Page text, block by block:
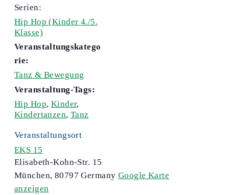
Serien:
Hip Hop (Kinder 4./5.
Klasse)
Veranstaltungskatego
rie:
Tanz & Bewegung
Veranstaltung-Tags:
Hip Hop, Kinder,
Kindertanzen, Tanz
Veranstaltungsort
EKS 15
Elisabeth-Kohn-Str. 15
München, 80797 Germany Google Karte
anzeigen